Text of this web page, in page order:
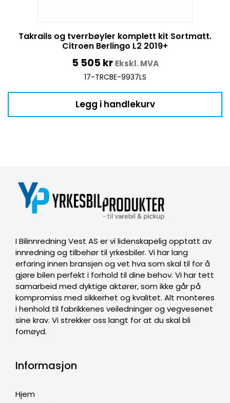
Takrails og tverrbøyler komplett kit Sortmatt.
Citroen Berlingo L2 2019+
5 505 kr Ekskl. MVA
17-TRCBE-9937LS
Legg i handlekurv
I Bilinnredning Vest AS er vi lidenskapelig opptatt av
innredning og tilbehør til yrkesbiler. Vi har lang
erfaring innen bransjen og vet hva som skal til for å
gjøre bilen perfekt i forhold til dine behov. Vi har tett
samarbeid med dyktige aktører, som ikke går på
kompromiss med sikkerhet og kvalitet. Alt monteres
i henhold til fabrikkenes veiledninger og vegvesenet
sine krav. Vi strekker oss langt for at du skal bli
fornøyd.
Informasjon
Hjem